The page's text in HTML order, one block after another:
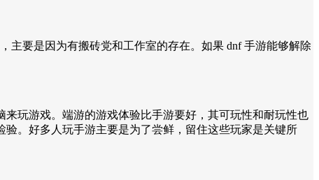
主要是因为有搬砖党和工作室的存在。如果 dnf 手游能够解除
玩游戏。端游的游戏体验比手游要好，其可玩性和耐玩性也
。好多人玩手游主要是为了尝鲜，留住这些玩家是关键所